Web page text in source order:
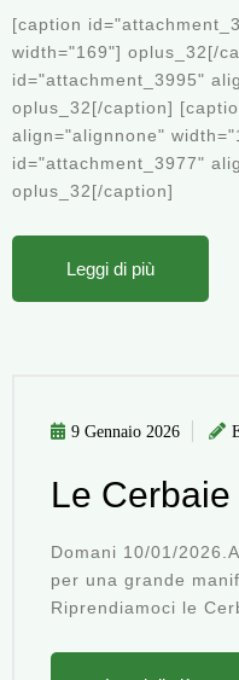
[caption
width="169"] oplus_32[/
id="attachment_3995"
oplus_32[/caption]
align="alignnone"
id="attachment_3977"
oplus_32[/caption]
Leggi di più
9 Gennaio 2026
Le
Domani 10/01/
per una grande
Riprendiamoci le